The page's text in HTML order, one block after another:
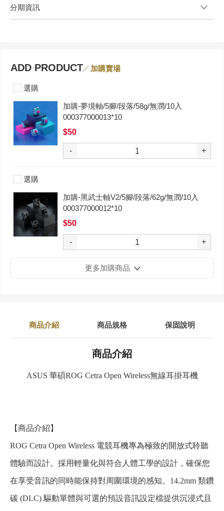
分期資訊
ADD PRODUCT 加購賣場
選購
加購-夢境軸/5腳/段落/58g/無潤/10入
000377000013*10
$50
- +
選購
加購-黑武士軸V2/5腳/段落/62g/無潤/10入
000377000012*10
$50
- +
更多加購商品
商品介紹 商品規格 保固說明
商品介紹
ASUS 華碩ROG Cetra Open Wireless無線耳掛耳機
【商品介紹】
ROG Cetra Open Wireless 電競耳機專為極致的開放式聆聽
體驗而設計。採用輕量化與符合人體工學的設計，確保您
在享受音訊的同時能保持對周圍環境的感知。14.2mm 類鑽
碳 (DLC) 驅動單體與可選的預設音訊設定檔提供沉浸式且